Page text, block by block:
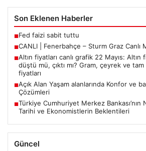
Son Eklenen Haberler
■Fed faizi sabit tuttu
■CANLI | Fenerbahçe – Sturm Graz Canlı
■Altın fiyatları canlı grafik 22 Mayıs: Altın
düştü mü, çıktı mı? Gram, çeyrek ve tam
fiyatları
■Açık Alan Yaşam alanlarında Konfor ve
Çözümleri
■Türkiye Cumhuriyet Merkez Bankası’nın
Tarihi ve Ekonomistlerin Beklentileri
Güncel